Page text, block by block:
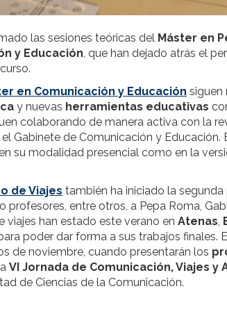
las sesiones teóricas del Máster en
y Educación, que han dejado atrás el
en Comunicación y Educación siguen
y nuevas herramientas educativas
colaborando de manera activa con la
Gabinete de Comunicación y Educación.
su modalidad presencial como en la
de Viajes también ha iniciado la
entre otros, a Pepa Roma,
viajes han estado este verano en Atenas,
poder dar forma a sus trabajos finales.
de noviembre, cuando presentarán los
VI Jornada de Comunicación, Viajes y
de Ciencias de la Comunicación.